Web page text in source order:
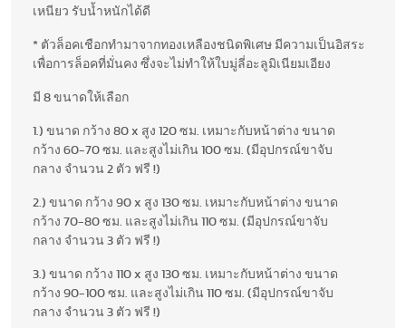
เหนียว รับน้ำหนักได้ดี
* ตัวล็อคเชือกทำมาจากทองเหลืองชนิดพิเศษ มีความเป็นอิสระ
เพื่อการล็อคที่มั่นคง ซึ่งจะไม่ทำให้ใบมู่ลี่อะลูมิเนียมเอียง
มี 8 ขนาดให้เลือก
1.) ขนาด กว้าง 80 x สูง 120 ซม. เหมาะกับหน้าต่าง ขนาด
กว้าง 60-70 ซม. และสูงไม่เกิน 100 ซม. (มีอุปกรณ์ขาจับ
กลาง จำนวน 2 ตัว ฟรี !)
2.) ขนาด กว้าง 90 x สูง 130 ซม. เหมาะกับหน้าต่าง ขนาด
กว้าง 70-80 ซม. และสูงไม่เกิน 110 ซม. (มีอุปกรณ์ขาจับ
กลาง จำนวน 3 ตัว ฟรี !)
3.) ขนาด กว้าง 110 x สูง 130 ซม. เหมาะกับหน้าต่าง ขนาด
กว้าง 90-100 ซม. และสูงไม่เกิน 110 ซม. (มีอุปกรณ์ขาจับ
กลาง จำนวน 3 ตัว ฟรี !)